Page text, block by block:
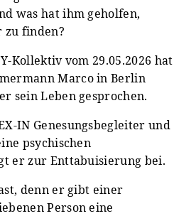
was hat ihm geholfen,
zu finden?
Kollektiv vom 29.05.2026 hat
Marco in Berlin
sein Leben gesprochen.
IN Genesungsbegleiter und
psychischen
er zur Enttabuisierung bei.
denn er gibt einer
Person eine